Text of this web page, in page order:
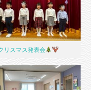
リスマス発表会